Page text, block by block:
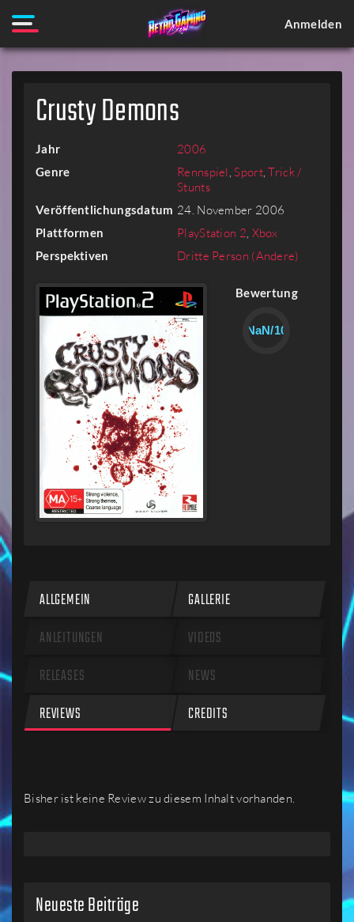
Anmelden
Crusty Demons
Jahr 2006
Genre Rennspiel,Sport,Trick /
Stunts
Veröffentlichungsdatum 24. November 2006
Plattformen PlayStation 2, Xbox
Perspektiven Dritte Person (Andere)
Bewertung
NaN/10
ALLGEMEIN
GALLERIE
ANLEITUNGEN
VIDEOS
RELEASES
NEWS
REVIEWS
CREDITS
Bisher ist keine Review zu diesem Inhalt vorhanden.
Neueste Beiträge